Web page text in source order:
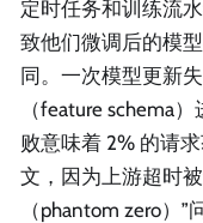
定时任务和训练流
致他们微调后的模
同。一次模型更新
（feature schema
败意味着 2% 的请
文，因为上游超时
（phantom zero）”